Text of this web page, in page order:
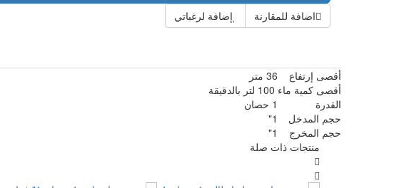
إضافة لرغباتي اضافة للمقارنة
أقصى إرتفاع
36 متر
أقصى كمية ماء
القدرة
1 حصان
حجم المدخل
1"
حجم المخرج
1"
منتجات ذات صلة